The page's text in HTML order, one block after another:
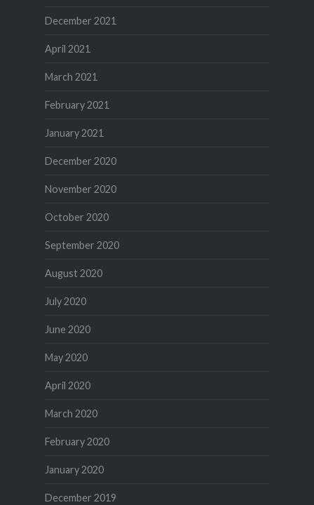
December 2021
April 2021
March 2021
February 2021
January 2021
December 2020
November 2020
October 2020
September 2020
August 2020
July 2020
June 2020
May 2020
April 2020
March 2020
February 2020
January 2020
December 2019